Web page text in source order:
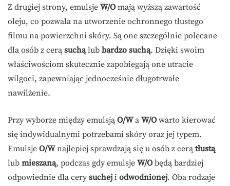
Z drugiej strony, emulsje W/Omają wyższą zawartość
oleju, co pozwala na utworzenie ochronnego tłustego
filmu na powierzchni skóry. Są one szczególnie polecane
dla osób z cerą suchąlub bardzo suchą. Dzięki swoim
właściwościom skutecznie zapobiegają one utracie
wilgoci, zapewniając jednocześnie długotrwałe
nawilżenie.
Przy wyborze między emulsją O/Wa W/Owarto kierować
się indywidualnymi potrzebami skóry oraz jej typem.
Emulsje O/Wnajlepiej sprawdzają się u osób z cerą tłustą
lub mieszaną, podczas gdy emulsje W/Obędą bardziej
odpowiednie dla cery suchej i odwodnionej. Oba rodzaje